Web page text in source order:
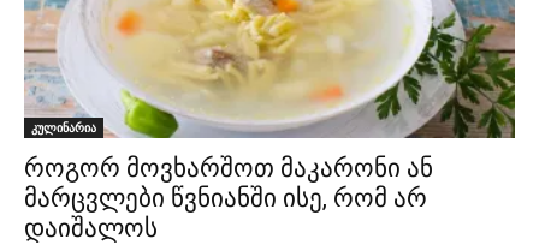
კულინარია
როგორ მოვხარშოთ მაკარონი ან
მარცვლები წვნიანში ისე, რომ არ
დაიშალოს